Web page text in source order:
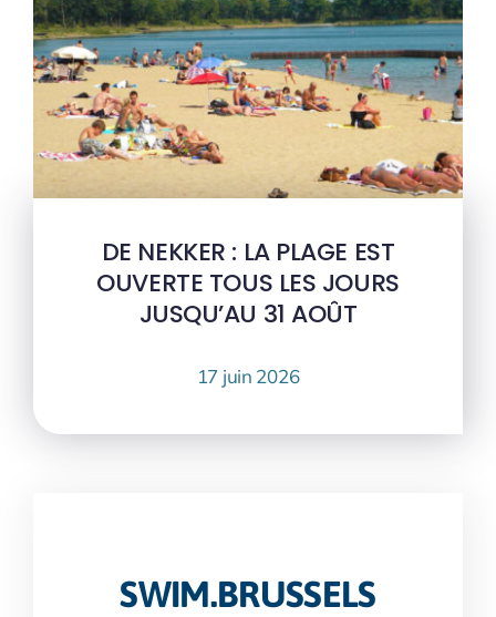
DE NEKKER : LA PLAGE EST
OUVERTE TOUS LES JOURS
JUSQU’AU 31 AOÛT
17 juin 2026
SWIM.BRUSSELS